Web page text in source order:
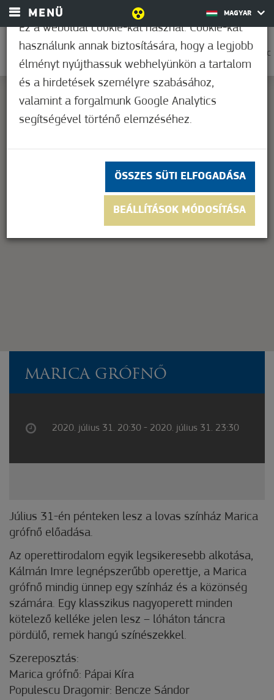
MENÜ MAGYAR
0
28,9°C
This page can't load Google Maps correctly.
Do you own this website? OK
MARICA GRÓFNŐ
2020. július 31. 20:30 - 2020. július 31. 23:30
Július 31-én pénteken lesz a lovas színház Marica
grófnő előadása.
Az operettirodalom egyik legsikeresebb alkotása,
Kálmán Imre legnépszerűbb operettje, a Marica
grófnő mindig ünnep egy színház és a közönség
számára. Egy klasszikus nagyoperett minden
kötelező kelléke jelen lesz – lóháton táncra
pördülő, remek hangú színészekkel.
Szereposztás:
Marica grófnő: Pápai Kíra
Populescu Dragomir: Bencze Sándor
Ez a weboldal cookie-kat használ. Cookie-kat
használunk annak biztosítására, hogy a legjobb
élményt nyújthassuk webhelyünkön a tartalom
és a hirdetések személyre szabásához,
valamint a forgalmunk Google Analytics
segítségével történő elemzéséhez.
ÖSSZES SÜTI ELFOGADÁSA
BEÁLLÍTÁSOK MÓDOSÍTÁSA